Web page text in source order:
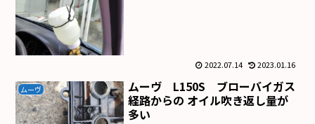
2022.07.14 2023.01.16
ムーヴ
ムーヴ L150S ブローバイガス
経路からの オイル吹き返し量が
多い